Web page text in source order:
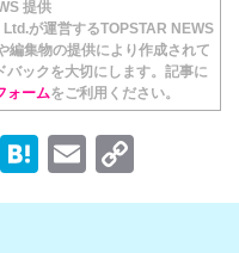
提供
が運営するTOPSTAR NEWS
編集物の提供により作成されて
ックを大切にします。記事に
ォームをご利用ください。
F
a
H
at
E
m o